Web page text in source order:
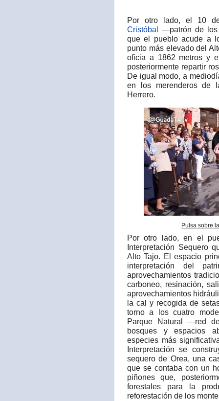
Por otro lado, el 10
Cristóbal —patrón de los
que el pueblo acude a
punto más elevado del
oficia a 1862 metros y
posteriormente repartir
De igual modo, a
en los merenderos de
Herrero.​
Pulsa sobre
Por otro lado, en el
Interpretación Sequero
Alto Tajo. El espacio
interpretación del
aprovechamientos
carboneo, resinación,
aprovechamientos
la cal y recogida de
torno a los cuatro
Parque Natural —red
bosques y espacios
especies más
Interpretación se
sequero de Orea, una
que se contaba con un
piñones que,
forestales para la
reforestación de los